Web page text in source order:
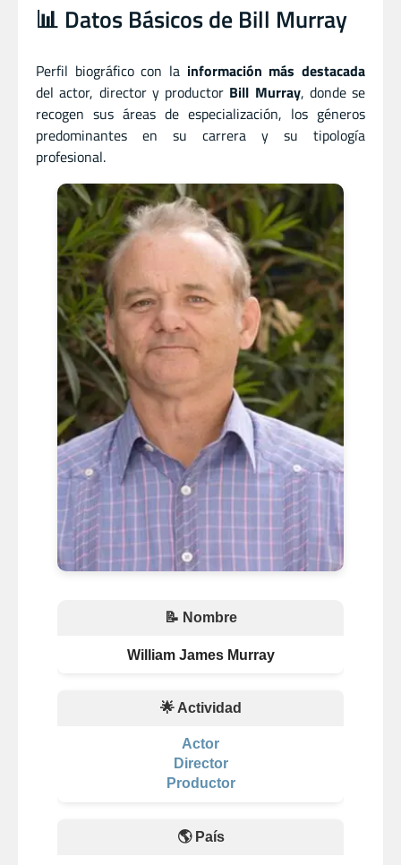
📊 Datos Básicos de Bill Murray
Perfil biográfico con la información más destacada
del actor, directory productor Bill Murray, donde se
recogen sus áreas de especialización, los géneros
predominantes en su carrera y su tipología
profesional.
📝 Nombre
William James Murray
🌟 Actividad
Actor
Director
Productor
🌎 País